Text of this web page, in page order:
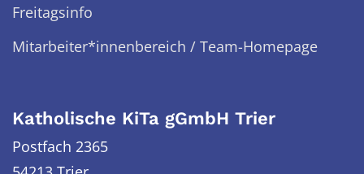
Freitagsinfo
Mitarbeiter*innenbereich / Team-Homepage
Katholische KiTa gGmbH Trier
Postfach 2365